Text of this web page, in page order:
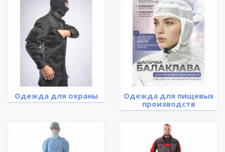
Одежда для охраны
Одежда для пищевых
производств